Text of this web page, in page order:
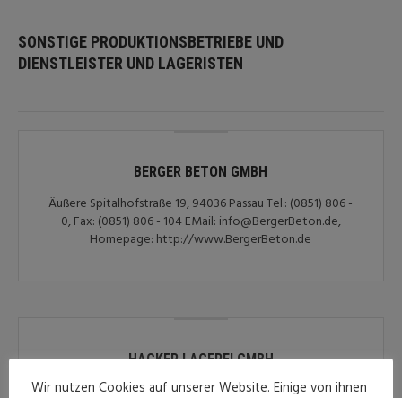
SONSTIGE PRODUKTIONSBETRIEBE UND
DIENSTLEISTER UND LAGERISTEN
BERGER BETON GMBH
Äußere Spitalhofstraße 19, 94036 Passau Tel.: (0851) 806 -
0, Fax: (0851) 806 - 104 EMail: info@BergerBeton.de,
Homepage: http://www.BergerBeton.de
HACKER LAGEREI GMBH
Herr Hacker, Herr Gilg, Betriebsstr. 1, 94469 Deggendorf
Wir nutzen Cookies auf unserer Website. Einige von ihnen